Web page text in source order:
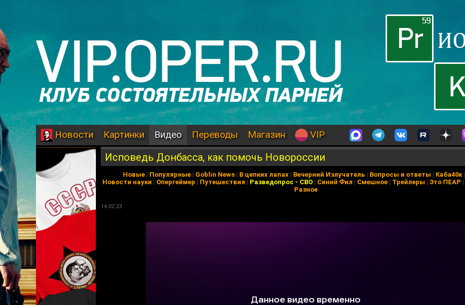
Новости Картинки Видео Переводы Магазин VIP
Исповедь Донбасса, как помочь Новороссии
Новые | Популярные | Goblin News | В цепких лапах | Вечерний Излучатель | Вопросы и ответы | Каба40к|
Новости науки | Опергеймер | Путешествия | Разведопрос - СВО | Синий Фил | Смешное | Трейлеры | Это ПЕАР |
Разное
14.02.23